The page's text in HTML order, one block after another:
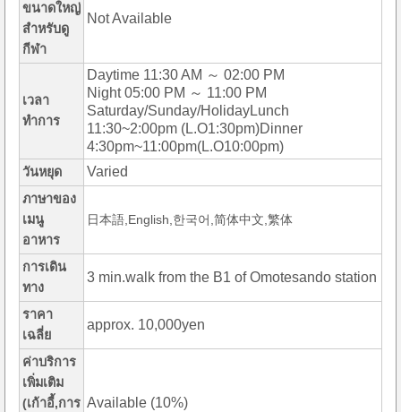
ขนาดใหญ่
สำหรับดู
กีฬา
Not Available
เวลา
ทำการ
Daytime 11:30 AM ～ 02:00 PM
Night 05:00 PM ～ 11:00 PM
Saturday/Sunday/HolidayLunch
11:30~2:00pm (L.O1:30pm)Dinner
4:30pm~11:00pm(L.O10:00pm)
วันหยุด Varied
ภาษาของ
เมนู
อาหาร
日本語,English,한국어,简体中文,繁体
การเดิน
ทาง
3 min.walk from the B1 of Omotesando station
ราคา
เฉลี่ย
approx. 10,000yen
ค่าบริการ
เพิ่มเติม
(เก้าอี้,การ Available (10%)